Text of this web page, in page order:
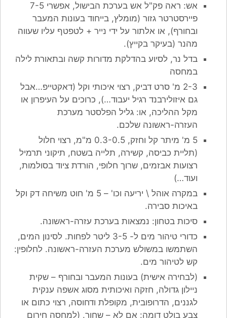
אש: ראה פק"ל אש בערכת הבישול, אפשרי 7-5
פיירסטרטר גזור (מומלץ, בייחוד בעונות המעבר
ובחורף), או אלתור על ידי נייר + לטפטף עליו שעווה
מהנר (בעיקר בקייץ).
בדל נר, לסיוע בהדלקת מדורות קשה ובתאורת לילה
במחסה
2-3 מ' סרט דביק, רצוי איכותי וקל (דאקטייפ…אבל
גם איזולירבנד רגיל יעבוד…), כרוכים על העיפרון או
מקל ההליכה, או: גליל הפלסטר מערכת
העזרה-ראשונה שלכם.
5 מ' מיתר קל וחזק, 0.3-0.5 מ"מ, רצוי חלול
(תליית כביסה, קשירה, תלייה בשטח, תיקוני תרמיל
רצועות אבזמים, שרוך חלופי, הורדת ציוד בסולמות,
ועוד…)
במקרה אוהל \ יריעה וכו' – 5 מ' חוט משיחה דק וקל
באיכות סבירה.
סיכות בטחון: נמצאות בערכת עזרה-ראשונה.
כדורי טיהור מים ל- 3-5 ליטר לפחות. לסינון המים,
השתמשו במשולש מערכת העזרה-ראשונה. לחלופין:
קש לטיהור מים.
(לבחירה אישית) בעונות המעבר ובחורף – שקית
ניילון גדולה, חזקה ואיכותית מסוג אשפה ענקית
לגננים, הדרופובית, מקופלת ודחוסה, רצוי כתום או
צבע בולט דומה: אם לא – שחור. (למחסה חירום